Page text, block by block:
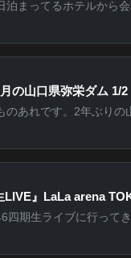
泊まってるホテルから
の山口県弥栄ダム 1/2
のあれです。2年ぶり
LIVE』LaLa arena
四期生ライブに行って